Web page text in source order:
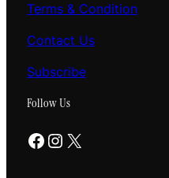
Terms & Condition
Contact Us
Subscribe
Follow Us
Facebook Instagram X